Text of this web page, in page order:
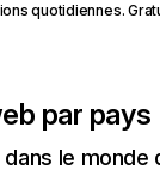
quotidiennes.
par pays
le monde